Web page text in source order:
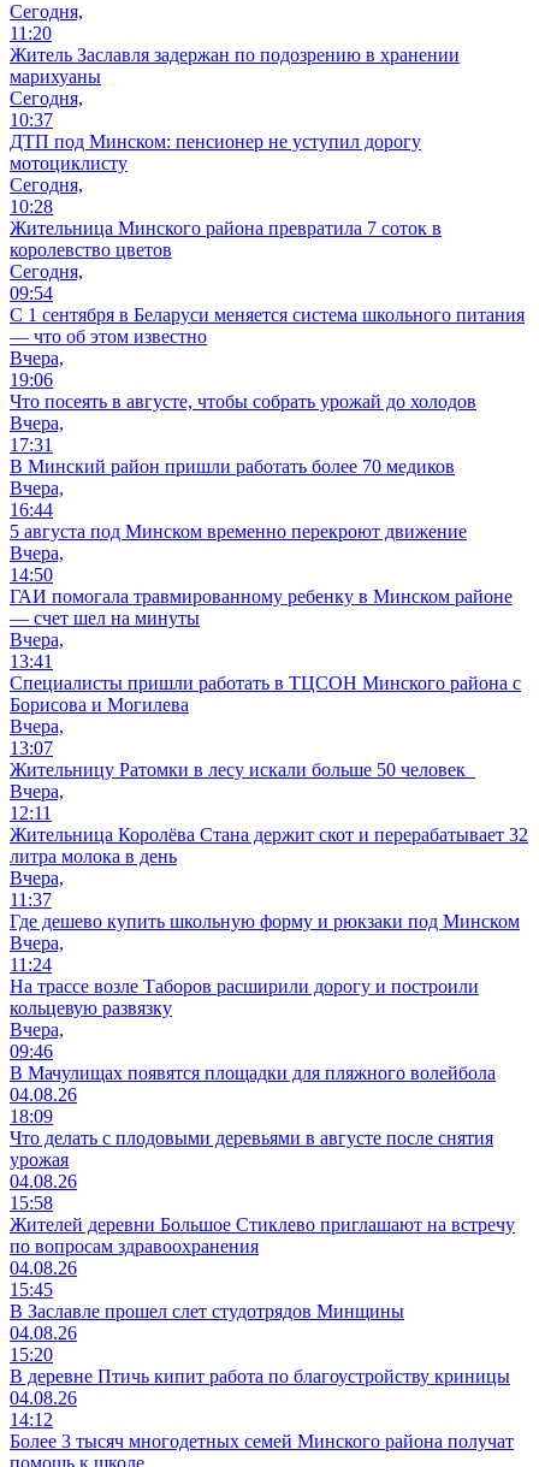
Сегодня,
11:20
Житель Заславля задержан по подозрению в хранении
марихуаны
Сегодня,
10:37
ДТП под Минском: пенсионер не уступил дорогу
мотоциклисту
Сегодня,
10:28
Жительница Минского района превратила 7 соток в
королевство цветов
Сегодня,
09:54
С 1 сентября в Беларуси меняется система школьного питания
— что об этом известно
Вчера,
19:06
Что посеять в августе, чтобы собрать урожай до холодов
Вчера,
17:31
В Минский район пришли работать более 70 медиков
Вчера,
16:44
5 августа под Минском временно перекроют движение
Вчера,
14:50
ГАИ помогала травмированному ребенку в Минском районе
— счет шел на минуты
Вчера,
13:41
Специалисты пришли работать в ТЦСОН Минского района с
Борисова и Могилева
Вчера,
13:07
Жительницу Ратомки в лесу искали больше 50 человек
Вчера,
12:11
Жительница Королёва Стана держит скот и перерабатывает 32
литра молока в день
Вчера,
11:37
Где дешево купить школьную форму и рюкзаки под Минском
Вчера,
11:24
На трассе возле Таборов расширили дорогу и построили
кольцевую развязку
Вчера,
09:46
В Мачулищах появятся площадки для пляжного волейбола
04.08.26
18:09
Что делать с плодовыми деревьями в августе после снятия
урожая
04.08.26
15:58
Жителей деревни Большое Стиклево приглашают на встречу
по вопросам здравоохранения
04.08.26
15:45
В Заславле прошел слет студотрядов Минщины
04.08.26
15:20
В деревне Птичь кипит работа по благоустройству криницы
04.08.26
14:12
Более 3 тысяч многодетных семей Минского района получат